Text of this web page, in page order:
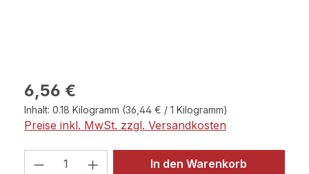
Regulärer Preis:
6,56 €
Inhalt: 0.18 Kilogramm (36,44 € / 1 Kilogramm)
Preise inkl. MwSt. zzgl. Versandkosten
Produkt Anzahl: Gib den
In den Warenkorb